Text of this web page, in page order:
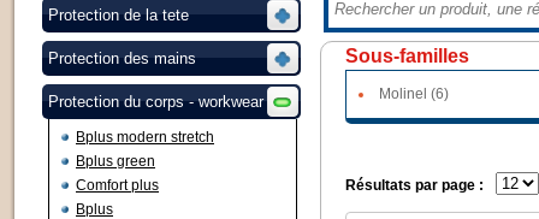
Protection de la tete
Protection des mains
Protection du corps - workwear
Bplus modern stretch
Bplus green
Comfort plus
Bplus
Sous-familles
Molinel (6)
Résultats par page :